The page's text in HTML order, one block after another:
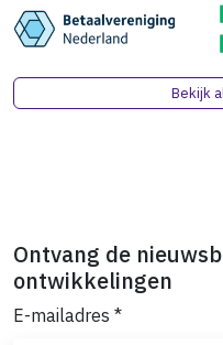
Bekijk
Ontvang de
ontwikkelingen
E-mailadres *